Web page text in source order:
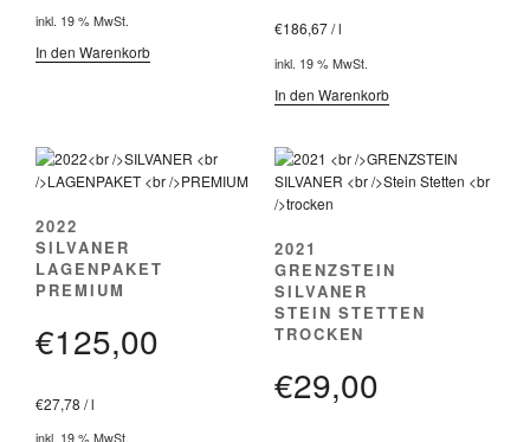
inkl. 19 % MwSt.
In den Warenkorb
€186,67/l
inkl. 19 % MwSt.
In den Warenkorb
2022
SILVANER
LAGENPAKET
PREMIUM
€125,00
€27,78 /l
inkl. 19 % MwSt.
2021
GRENZSTEIN
SILVANER
STEIN STETTEN
TROCKEN
€29,00